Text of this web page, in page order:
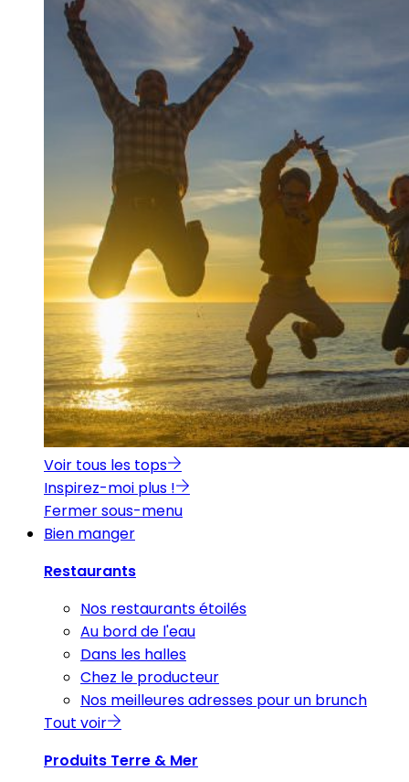
Voir tous les tops
Inspirez-moi plus !
Fermer sous-menu
Bien manger
Restaurants
Nos restaurants étoilés
Au bord de l'eau
Dans les halles
Chez le producteur
Nos meilleures adresses pour un brunch
Tout voir
Produits Terre & Mer